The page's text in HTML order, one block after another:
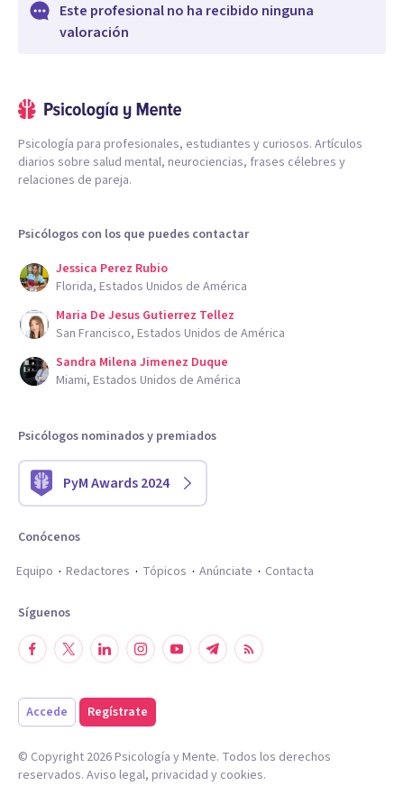
Este profesional no ha recibido ninguna
valoración
Psicología para profesionales, estudiantes y curiosos. Artículos
diarios sobre salud mental, neurociencias, frases célebres y
relaciones de pareja.
Psicólogos con los que puedes contactar
Jessica Perez Rubio
Florida, Estados Unidos de América
Maria De Jesus Gutierrez Tellez
San Francisco, Estados Unidos de América
Sandra Milena Jimenez Duque
Miami, Estados Unidos de América
Psicólogos nominados y premiados
PyM Awards 2024
Conócenos
Equipo
Redactores Tópicos Anúnciate Contacta
Síguenos
Accede Regístrate
© Copyright 2026Psicología y Mente. Todos los derechos
reservados. Aviso legal, privacidad y cookies.